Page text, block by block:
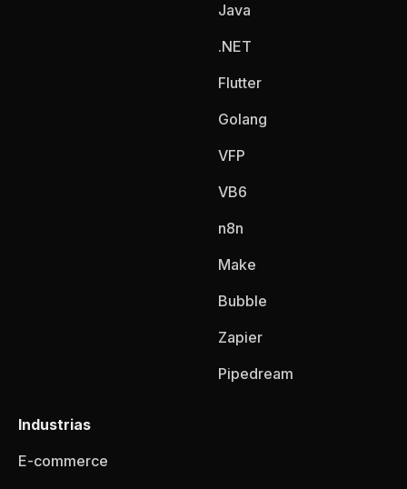
Java
.NET
Flutter
Golang
VFP
VB6
n8n
Make
Bubble
Zapier
Pipedream
Industrias
E-commerce